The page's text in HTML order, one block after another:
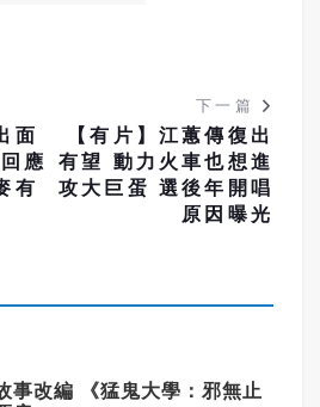
面
應
有
下一篇
【有片】江蕙傳復出
有望 動力火車也想進
攻大巨蛋 選後年開唱
原因曝光
事改編
《猛鬼大學：邪無止